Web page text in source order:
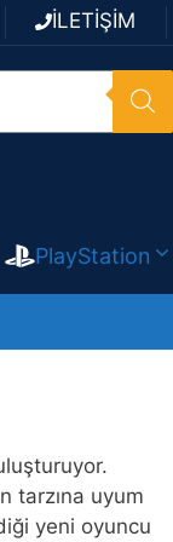
İLETİŞİM
PlayStation
tarzına uyum
yeni oyuncu